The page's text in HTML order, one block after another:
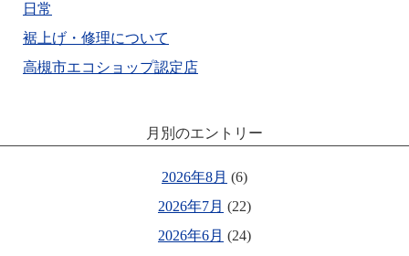
日常
裾上げ・修理について
高槻市エコショップ認定店
月別のエントリー
2026年8月 (6)
2026年7月 (22)
2026年6月 (24)